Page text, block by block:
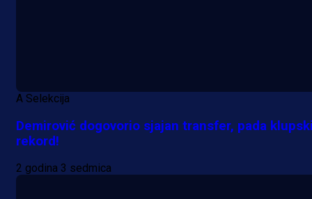
A Selekcija
Demirović dogovorio sjajan transfer, pada
rekord!
2 godina 3 sedmica